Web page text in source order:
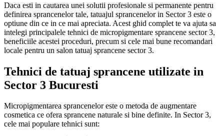
Daca esti in cautarea unei solutii profesionale si permanente pentru
definirea sprancenelor tale, tatuajul sprancenelor in Sector 3 este o
optiune din ce in ce mai apreciata. Acest ghid complet te va ajuta sa
intelegi principalele tehnici de micropigmentare sprancene sector 3,
beneficiile acestei proceduri, precum si cele mai bune recomandari
locale pentru un salon tatuaj sprancene sector 3.
Tehnici de tatuaj sprancene utilizate in
Sector 3 Bucuresti
Micropigmentarea sprancenelor este o metoda de augmentare
cosmetica ce ofera sprancene naturale si bine definite. In Sector 3,
cele mai populare tehnici sunt: